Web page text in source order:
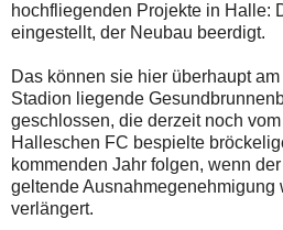
hochfliegenden Projekte in Halle:
eingestellt, der Neubau beerdigt.
Das können sie hier überhaupt
Stadion liegende
geschlossen, die derzeit noch
Halleschen FC bespielte
kommenden Jahr folgen, wenn
geltende Ausnahmegenehmigung
verlängert.